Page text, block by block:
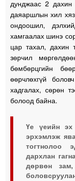
дунджаас 2
даяаршлын хил
ондоошил,
хамгаалах шинэ
цар тахал, дахин
зөрчил
бөмбөрцгийн
өөрчлөхгүй
хадгалах, сөрөн
болоод байна.
Үе үеийн эх
эрхэмлэж
тогтнолоо
дархлан
дөрвөн